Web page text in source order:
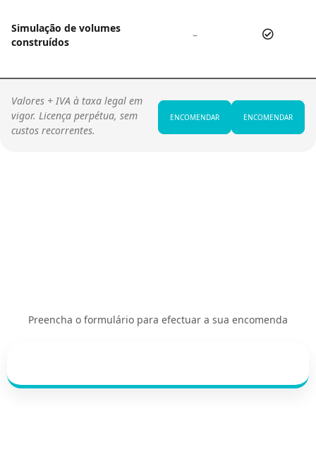
Simulação de volumes
construídos
–
Valores + IVA à taxa legal em
vigor. Licença perpétua, sem
custos recorrentes.
ENCOMENDAR ENCOMENDAR
Preencha o formulário para efectuar a sua encomenda